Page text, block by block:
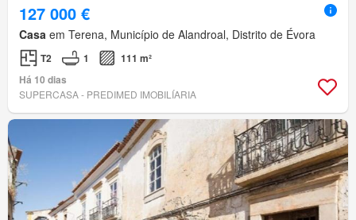
127 000 €
Casa em Terena, Município de Alandroal, Distrito de Évora
T2 1
111 m²
Há 10 dias
SUPERCASA - PREDIMED IMOBILÍARIA